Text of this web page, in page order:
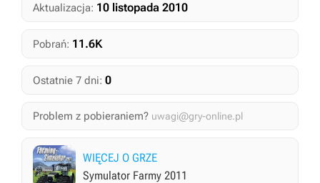
Aktualizacja: 10 listopada 2010
Pobrań: 11.6K
Ostatnie 7 dni: 0
Problem z pobieraniem? uwagi@gry-online.pl
WIĘCEJ O GRZE
Symulator Farmy 2011